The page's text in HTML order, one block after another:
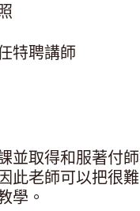
特聘講師
並取得和服著付
此老師可以把很
學。